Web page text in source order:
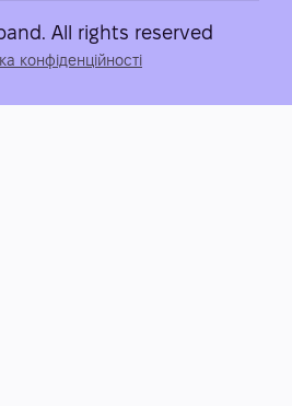
All rights reserved
конфіденційності